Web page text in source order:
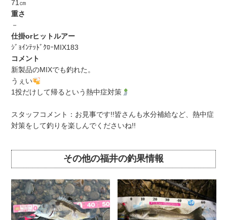
71㎝
重さ
－
仕掛orヒットルアー
ｼﾞｮｲﾝﾃｯﾄﾞｸﾛｰMIX183
コメント
新製品のMIXでも釣れた。
うぇい
1投だけして帰るという熱中症対策
スタッフコメント：お見事です!!皆さんも水分補給など、熱中症
対策をして釣りを楽しんでくださいね!!
その他の福井の釣果情報